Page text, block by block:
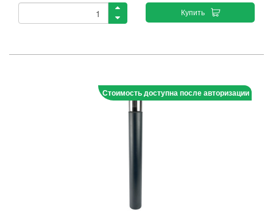
Купить
Стоимость доступна после авторизации